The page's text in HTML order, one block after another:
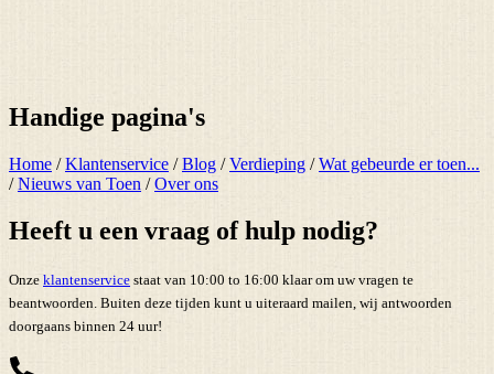
Handige pagina's
Home /Klantenservice /Blog /Verdieping /Wat gebeurde er toen...
/Nieuws van Toen /Over ons
Heeft u een vraag of hulp nodig?
Onze klantenservice staat van 10:00 to 16:00 klaar om uw vragen te
beantwoorden. Buiten deze tijden kunt u uiteraard mailen, wij antwoorden
doorgaans binnen 24 uur!